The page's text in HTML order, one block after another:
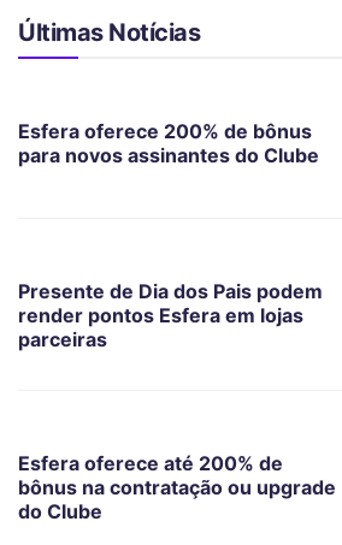
Últimas Notícias
Esfera oferece 200% de bônus
para novos assinantes do Clube
Presente de Dia dos Pais podem
render pontos Esfera em lojas
parceiras
Esfera oferece até 200% de
bônus na contratação ou upgrade
do Clube